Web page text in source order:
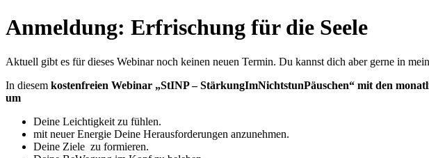
Anmeldung: Erfrischung für die Seele
Aktuell gibt es für dieses Webinar noch keinen neuen Termin. Du kannst dich aber gerne in
In diesem kostenfreien Webinar „StINP – StärkungImNichtstunPäuschen“ mit den
um
Deine Leichtigkeit zu fühlen.
mit neuer Energie Deine Herausforderungen anzunehmen.
Deine Ziele zu formieren.